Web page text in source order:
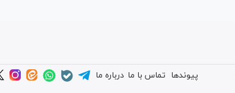
پیوندها تماس با ما درباره ما